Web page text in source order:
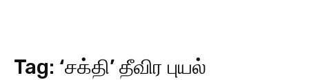
Tag: ‘சக்தி’ தீவிர புயல்